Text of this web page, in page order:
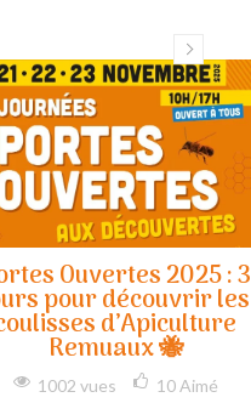
Ouvertes 2025 : 3
pour découvrir les
d’Apiculture
Remuaux 🐝
1002 vues 10 Aimé